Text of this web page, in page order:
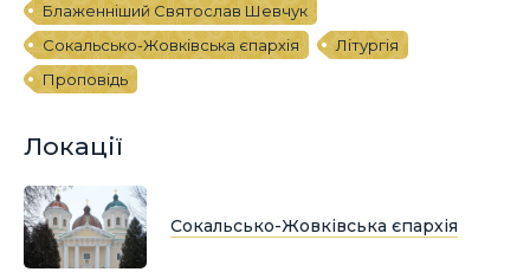
Блаженніший Святослав Шевчук
Сокальсько-Жовківська єпархія
Літургія
Проповідь
Локації
Сокальсько-Жовківська єпархія